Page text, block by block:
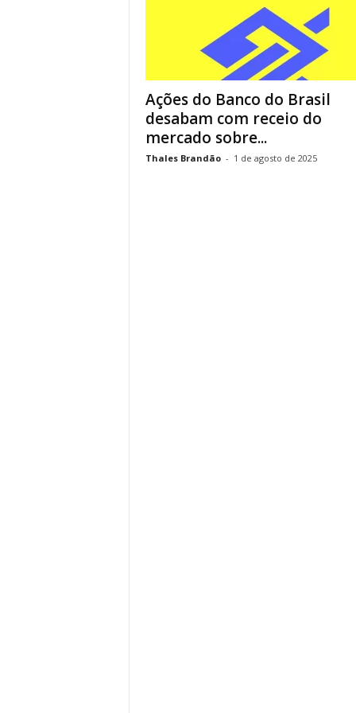
Ações do Banco do Brasil
desabam com receio do
mercado sobre...
Thales Brandão - 1 de agosto de 2025